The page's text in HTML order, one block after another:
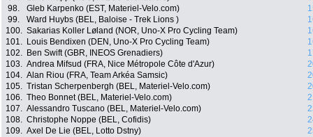
98.
Gleb Karpenko (EST, Materiel-Velo.com)
99.
Ward Huybs (BEL, Baloise - Trek Lions )
100. Sakarias Koller Løland (NOR, Uno-X Pro Cycling Team)
101.
Louis Bendixen (DEN, Uno-X Pro Cycling Team)
102.
Ben Swift (GBR, INEOS Grenadiers)
103. Andrea Mifsud (FRA, Nice Métropole Côte d'Azur)
104. Alan Riou (FRA, Team Arkéa Samsic)
105. Tristan Scherpenbergh (BEL, Materiel-Velo.com)
106. Theo Bonnet (BEL, Materiel-Velo.com)
107. Alessandro Tuscano (BEL, Materiel-Velo.com)
108. Christophe Noppe (BEL, Cofidis)
109. Axel De Lie (BEL, Lotto Dstny)